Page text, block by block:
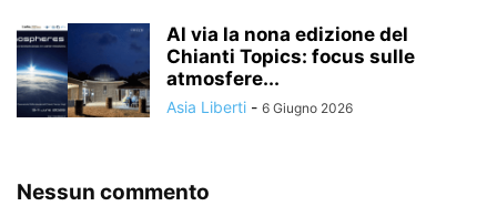
Al via la nona edizione del
Chianti Topics: focus sulle
atmosfere...
Asia Liberti - 6 Giugno 2026
Nessun commento